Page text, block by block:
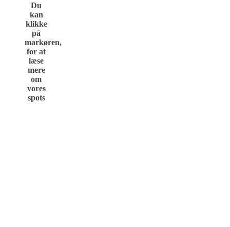
Du
kan
klikke
på
markøren,
for at
læse
mere
om
vores
spots